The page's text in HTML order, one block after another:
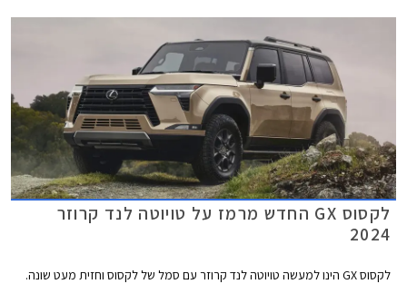
לקסוס GX החדש מרמז על טויוטה לנד קרוזר
2024
לקסוס GX הינו למעשה טויוטה לנד קרוזר עם סמל של לקסוס וחזית מעט שונה.